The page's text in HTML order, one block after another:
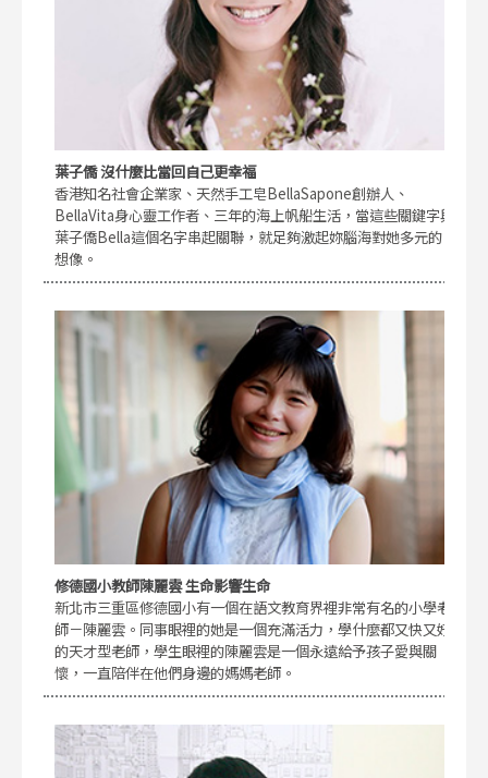
葉子僑 沒什麼比當回自己更幸福
香港知名社會企業家、天然手工皂BellaSapone創辦人、
BellaVita身心靈工作者、三年的海上帆船生活，當這些關鍵字與
葉子僑Bella這個名字串起關聯，就足夠激起妳腦海對她多元的
想像。
修德國小教師陳麗雲 生命影響生命
新北市三重區修德國小有一個在語文教育界裡非常有名的小學老
師－陳麗雲。同事眼裡的她是一個充滿活力，學什麼都又快又好
的天才型老師，學生眼裡的陳麗雲是一個永遠給予孩子愛與關
懷，一直陪伴在他們身邊的媽媽老師。